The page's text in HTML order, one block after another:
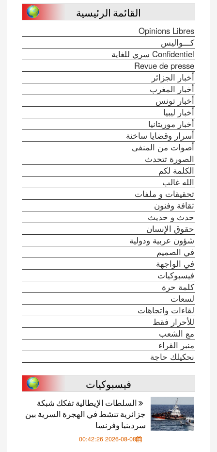
القائمة الرئيسية
Opinions Libres
كـــواليس
Confidentiel سري للغاية
Revue de presse
أخبار الجزائر
أخبار المغرب
أخبار تونس
أخبار ليبيا
أخبار موريتانيا
أسرار وقضايا ساخنة
أصوات من المنفى
الصورة تتحدث
الكلمة لكم
الله غالب
تحقيقات و ملفات
ثقافة وفنون
حدث و حديث
حقوق الإنسان
شؤون عربية ودولية
في الصميم
في الواجهة
فيسبوكيات
كلمة حرة
لسعات
لقاءات واتجاهات
للأحرار فقط
مع الشعب
منبر القراء
نحكيلك حاجة
فيسبوكيات
السلطات الإيطالية تفكك شبكة
جزائرية تنشط في الهجرة السرية بين
سردينيا وفرنسا
2026-08-08 00:42:26